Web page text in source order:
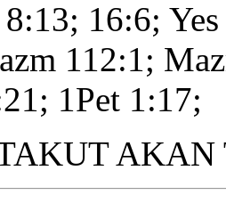
16:6;
112:1;
1Pet 1:17;